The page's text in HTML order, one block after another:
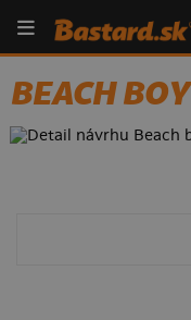
BEACH BOY